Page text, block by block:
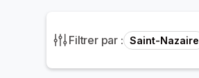
Filtrer par : Saint-Nazaire